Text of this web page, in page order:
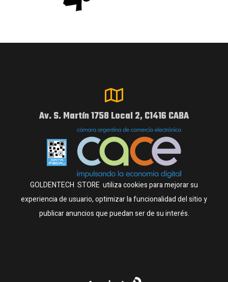
Av. S. Martín 1758 Local 2, C1416 CABA
GOLDENTECH STORE utiliza cookies para mejorar su
experiencia de usuario, optimizar la funcionalidad del sitio y
publicar anuncios que puedan ser de su interés.